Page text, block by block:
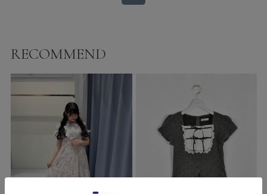
RECOMMEND